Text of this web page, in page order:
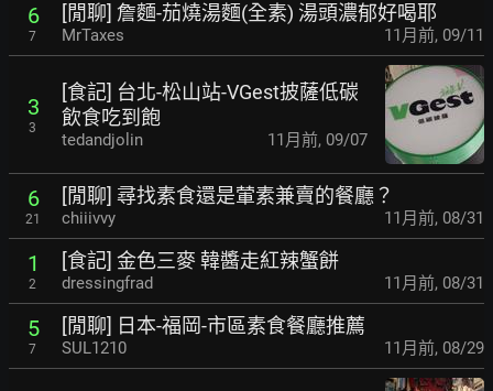
6
7
[閒聊] 詹麵-茄燒湯麵(全素) 湯頭濃郁好喝耶
MrTaxes 11月前, 09/11
3
3
[食記] 台北-松山站-VGest披薩低碳
飲食吃到飽
tedandjolin 11月前, 09/07
6
21
[閒聊] 尋找素食還是葷素兼賣的餐廳？
chiiivvy 11月前, 08/31
1
2
[食記] 金色三麥 韓醬走紅辣蟹餅
dressingfrad 11月前, 08/31
5
7
[閒聊] 日本-福岡-市區素食餐廳推薦
SUL1210 11月前, 08/29